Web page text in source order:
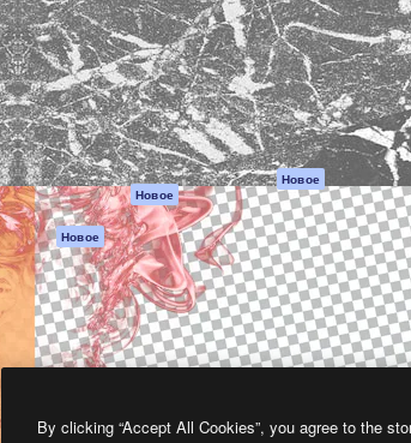
изображений ИИ
Генератор видео
ИИ
Генератор голоса
на основе ИИ
Стоковый контент
MCP для
Claude/ChatGPT
Новое
Агенты Новое
API
Мобильное
приложение
Все инструменты
Magnific
Служба
поддержки
Условия и
положения
Политика
конфиденциальности
Оригиналы Новое
Политика файлов
cookie
Центр доверия
Партнеры
Предприятие
Блог
By clicking “Accept All Cookies”, you agree to the